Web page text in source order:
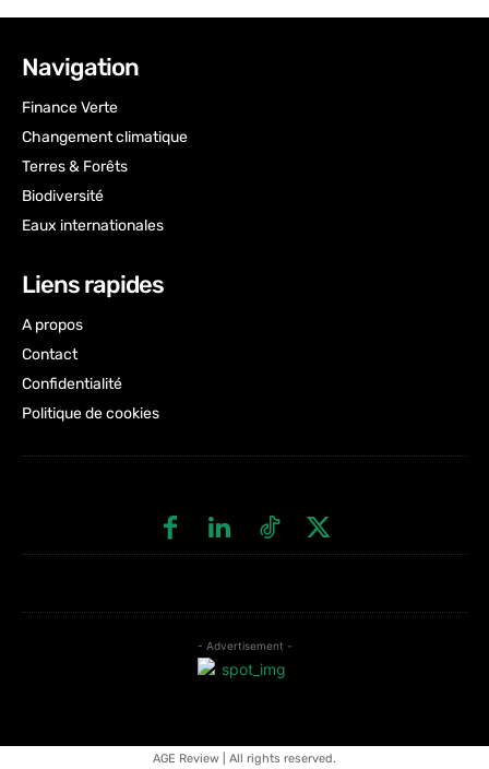
Navigation
Finance Verte
Changement climatique
Terres & Forêts
Biodiversité
Eaux internationales
Liens rapides
A propos
Contact
Confidentialité
Politique de cookies
- Advertisement -
AGE Review | All rights reserved.